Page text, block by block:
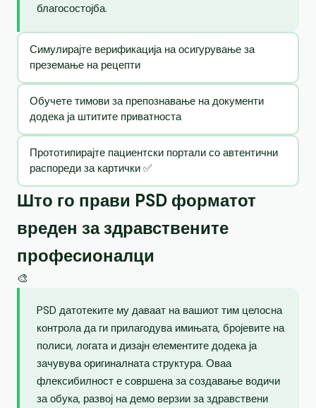
благосостојба.
Симулирајте верификација на осигурување за
преземање на рецепти
Обучете тимови за препознавање на документи
додека ја штитите приватноста
Прототипирајте пациентски портали со автентични
распореди за картички ✅
Што го прави PSD форматот
вреден за здравствените
професионалци
🎨
PSD датотеките му даваат на вашиот тим целосна
контрола да ги прилагодува имињата, бројевите на
полиси, логата и дизајн елементите додека ја
зачувува оригиналната структура. Оваа
флексибилност е совршена за создавање водичи
за обука, развој на демо верзии за здравствени